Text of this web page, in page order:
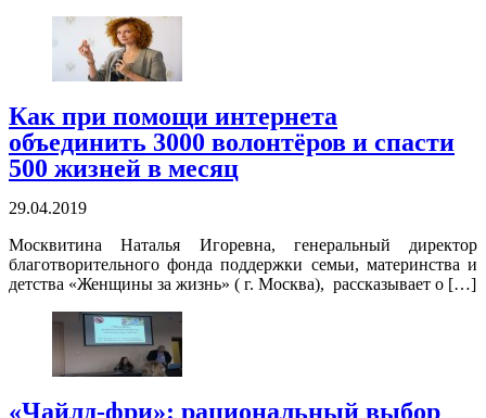
Как при помощи интернета
объединить 3000 волонтёров и спасти
500 жизней в месяц
29.04.2019
Москвитина Наталья Игоревна, генеральный директор
благотворительного фонда поддержки семьи, материнства и
детства «Женщины за жизнь» ( г. Москва), рассказывает о […]
«Чайлд-фри»: рациональный выбор